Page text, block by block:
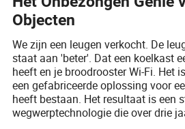
Objecten
We zijn een leugen verkocht. De
staat aan 'beter'. Dat een koelkast
heeft en je broodrooster Wi-Fi. Het
een gefabriceerde oplossing voor
heeft bestaan. Het resultaat is een
wegwerptechnologie die over drie